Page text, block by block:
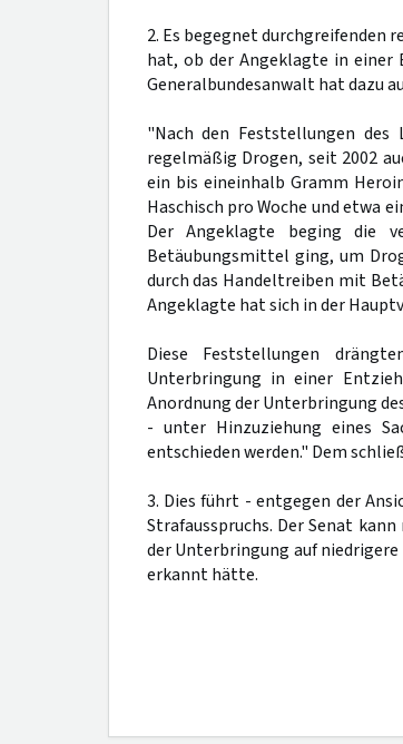
2. Es begegnet durchgreifenden
hat, ob der Angeklagte in
Generalbundesanwalt hat dazu
"Nach den Feststellungen
regelmäßig Drogen, seit 2002
ein bis eineinhalb Gramm
Haschisch pro Woche und etwa
Der Angeklagte beging die
Betäubungsmittel ging, um
durch das Handeltreiben mit
Angeklagte hat sich in der
Diese Feststellungen
Unterbringung in einer
Anordnung der Unterbringung
- unter Hinzuziehung eines
entschieden werden." Dem
3. Dies führt - entgegen der
Strafausspruchs. Der Senat
der Unterbringung auf
erkannt hätte.